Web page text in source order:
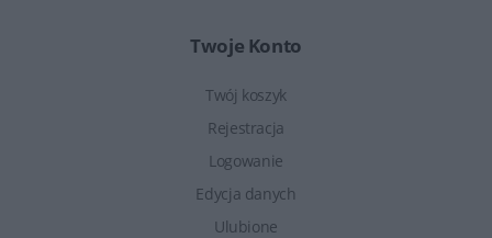
Twoje Konto
Twój koszyk
Rejestracja
Logowanie
Edycja danych
Ulubione